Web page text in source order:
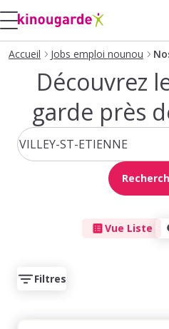
Accueil Jobs emploi nounou
Découvrez
garde près
Vue Liste
Filtres